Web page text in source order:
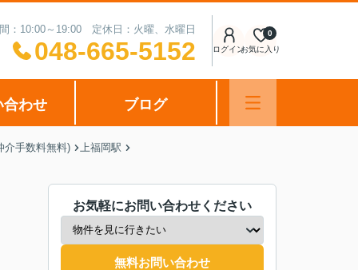
：10:00～19:00 定休日：火曜、水曜日
048-665-5152 ログインお気に入り
0
合わせ ブログ
介手数料無料) 上福岡駅
お気軽にお問い合わせください
無料お問い合わせ